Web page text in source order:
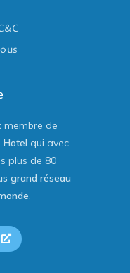
membre de
Hotel qui avec
plus de 80
grand réseau
.